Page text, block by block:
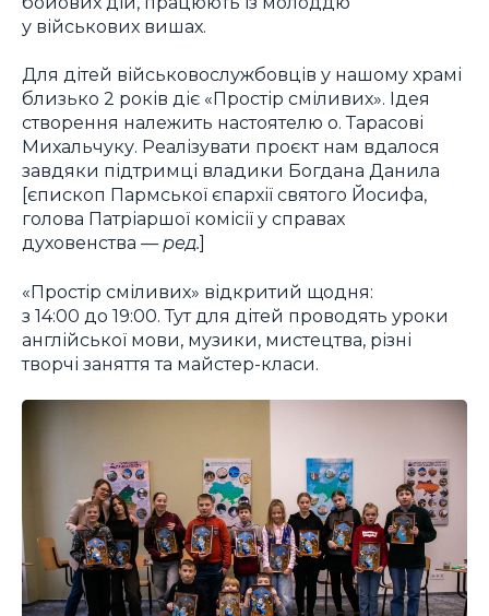
у військових вишах.
Для дітей військовослужбовців у нашому храмі
близько 2 років діє «Простір сміливих». Ідея
створення належить настоятелю о. Тарасові
Михальчуку. Реалізувати проєкт нам вдалося
завдяки підтримці владики Богдана Данила
[єпископ Пармської єпархії святого Йосифа,
голова Патріаршої комісії у справах
духовенства — ред.]
«Простір сміливих» відкритий щодня:
з 14:00 до 19:00. Тут для дітей проводять уроки
англійської мови, музики, мистецтва, різні
творчі заняття та майстер-класи.